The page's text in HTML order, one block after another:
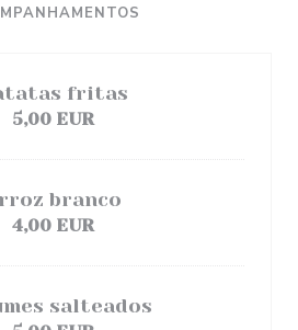
fritas
5,00 EUR
branco
4,00 EUR
salteados